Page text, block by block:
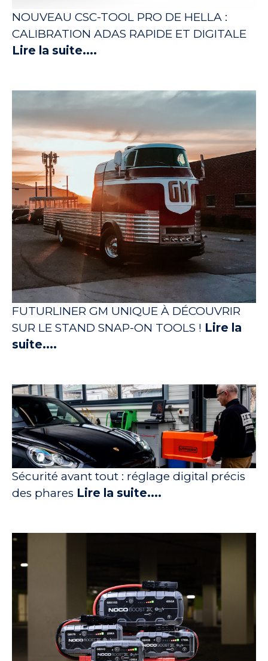
NOUVEAU CSC-TOOL PRO DE HELLA :
CALIBRATION ADAS RAPIDE ET DIGITALE
Lire la suite....
FUTURLINER GM UNIQUE À DÉCOUVRIR
SUR LE STAND SNAP-ON TOOLS ! Lire la
suite....
Sécurité avant tout : réglage digital précis
des phares Lire la suite....